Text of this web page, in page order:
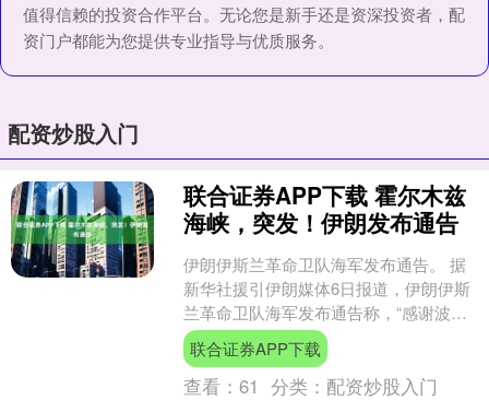
值得信赖的投资合作平台。无论您是新手还是资深投资者，配
资门户都能为您提供专业指导与优质服务。
配资炒股入门
联合证券APP下载 霍尔木兹
海峡，突发！伊朗发布通告
伊朗伊斯兰革命卫队海军发布通告。 据
新华社援引伊朗媒体6日报道，伊朗伊斯
兰革命卫队海军发布通告称，“感谢波斯
湾和阿曼湾的船长和船东遵守霍尔木兹
海峡的相关规定，并....
联合证券APP下载
查看：61 分类： 配资炒股入门